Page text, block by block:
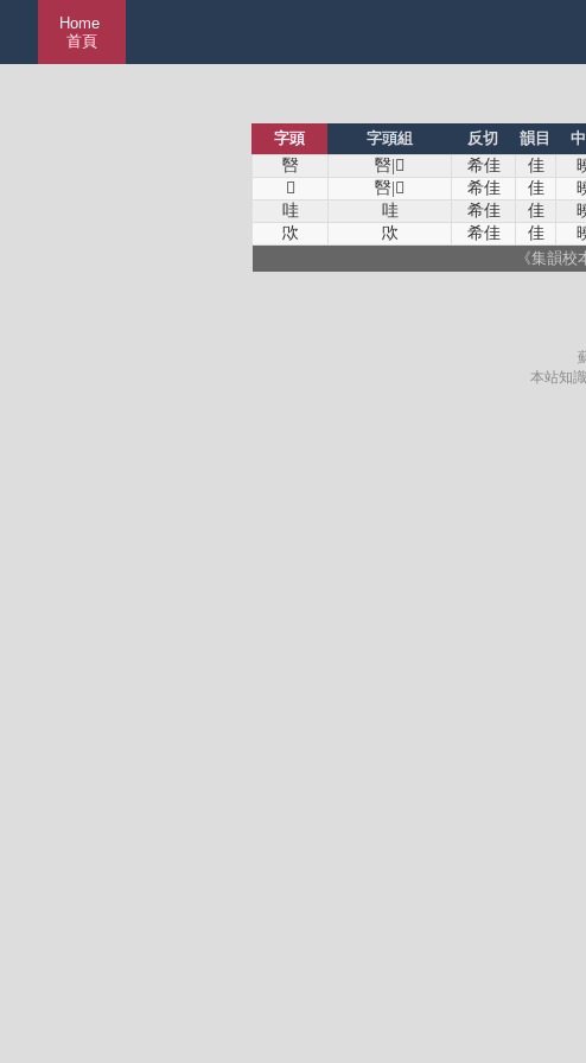
Home
首頁
字頭 字頭組 反切 韻目
㗨
㗨|𧥤 希佳 佳
𧥤
㗨|𧥤 希佳 佳
哇
哇 希佳 佳
㰨
㰨 希佳 佳
《集韻
本站知